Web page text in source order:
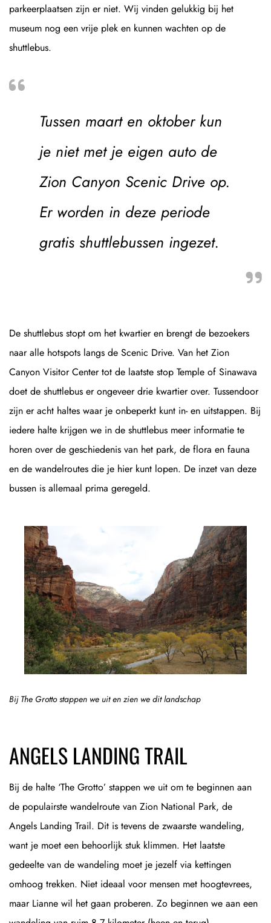
parkeerplaatsen zijn er niet. Wij vinden gelukkig bij het
museum nog een vrije plek en kunnen wachten op de
shuttlebus.
Tussen maart en oktober kun
je niet met je eigen auto de
Zion Canyon Scenic Drive op.
Er worden in deze periode
gratis shuttlebussen ingezet.
De shuttlebus stopt om het kwartier en brengt de bezoekers
naar alle hotspots langs de Scenic Drive. Van het Zion
Canyon Visitor Center tot de laatste stop Temple of Sinawava
doet de shuttlebus er ongeveer drie kwartier over. Tussendoor
zijn er acht haltes waar je onbeperkt kunt in- en uitstappen. Bij
iedere halte krijgen we in de shuttlebus meer informatie te
horen over de geschiedenis van het park, de flora en fauna
en de wandelroutes die je hier kunt lopen. De inzet van deze
bussen is allemaal prima geregeld.
Bij The Grotto stappen we uit en zien we dit landschap
ANGELS LANDING TRAIL
Bij de halte ‘The Grotto’ stappen we uit om te beginnen aan
de populairste wandelroute van Zion National Park, de
Angels Landing Trail. Dit is tevens de zwaarste wandeling,
want je moet een behoorlijk stuk klimmen. Het laatste
gedeelte van de wandeling moet je jezelf via kettingen
omhoog trekken. Niet ideaal voor mensen met hoogtevrees,
maar Lianne wil het gaan proberen. Zo beginnen we aan een